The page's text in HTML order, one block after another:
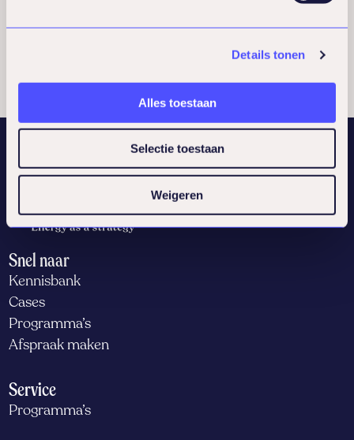
Details tonen
Alles toestaan
Selectie toestaan
Weigeren
Trainer en coach
Snel naar
Kennisbank
Cases
Programma’s
Afspraak maken
Service
Programma’s